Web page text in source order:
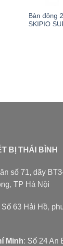
Bàn đông
SKIPIO
BỊ THÁI BÌNH
số 71, dãy
TP Hà Nội
Số 63 Hải Hồ,
Minh: Số 24 An